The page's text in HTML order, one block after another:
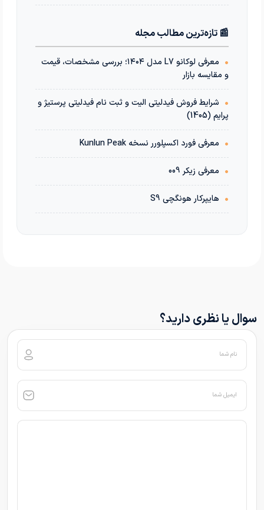
📰 تازه‌ترین مطالب مجله
•
معرفی لوکانو L7 مدل ۱۴۰۴؛ بررسی مشخصات، قیمت
و مقایسه بازار
• شرایط فروش فیدلیتی الیت و ثبت نام فیدلیتی پرستیژ و
پرایم (1405)
• معرفی فورد اکسپلورر نسخه Kunlun Peak
• معرفی زیکر 009
• هایپرکار هونگچی S9
سوال یا نظری دارید؟
نام شما
ایمیل شما